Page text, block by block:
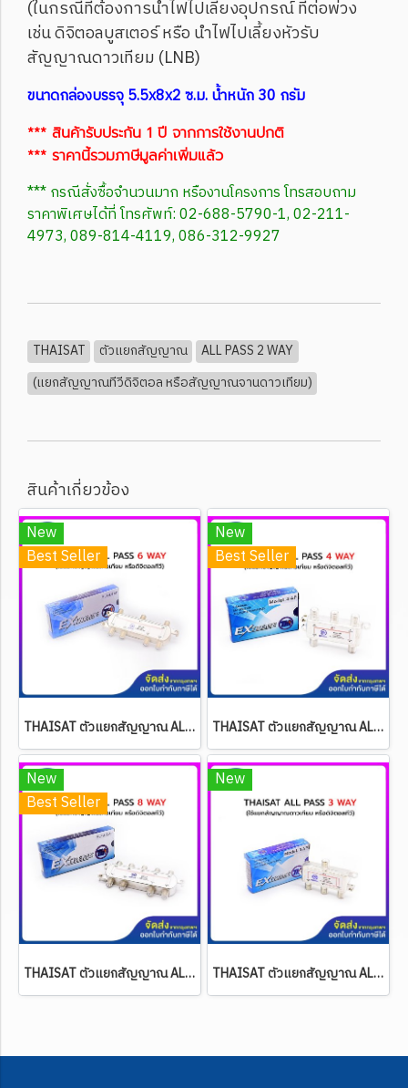
(ในกรณีที่ต้องการนำไฟไปเลี้ยงอุปกรณ์ ที่ต่อพ่วง
เช่น ดิจิตอลบูสเตอร์ หรือ นำไฟไปเลี้ยงหัวรับ
สัญญาณดาวเทียม (LNB)
ขนาดกล่องบรรจุ 5.5x8x2 ซ.ม. น้ำหนัก 30 กรัม
*** สินค้ารับประกัน 1 ปี จากการใช้งานปกติ
*** ราคานี้รวมภาษีมูลค่าเพิ่มแล้ว
*** กรณีสั่งซื้อจำนวนมาก หรืองานโครงการ โทรสอบถาม
ราคาพิเศษได้ที่ โทรศัพท์: 02-688-5790-1, 02-211-
4973, 089-814-4119, 086-312-9927
THAISAT ตัวแยกสัญญาณ
ALL PASS 2 WAY
(แยกสัญญาณทีวีดิจิตอล หรือสัญญาณจานดาวเทียม)
สินค้าเกี่ยวข้อง
New
Best Seller
THAISAT ตัวแยกสัญญาณ ALL PASS 6 WAY (แยกสัญญาณทีวีดิจิตอล หรือสัญญาณจานดาวเทียม)
New
Best Seller
THAISAT ตัวแยกสัญญาณ ALL PASS 4 WAY (แยกสัญญาณทีวีดิจิตอล หรือสัญญาณจานดาวเทียม)
New
Best Seller
THAISAT ตัวแยกสัญญาณ ALL PASS 8 WAY (แยกสัญญาณทีวีดิจิตอล หรือสัญญาณจานดาวเทียม)
New
THAISAT ตัวแยกสัญญาณ ALL PASS 3 WAY (แยกสัญญาณทีวีดิจิตอล หรือสัญญาณจานดาวเทียม)